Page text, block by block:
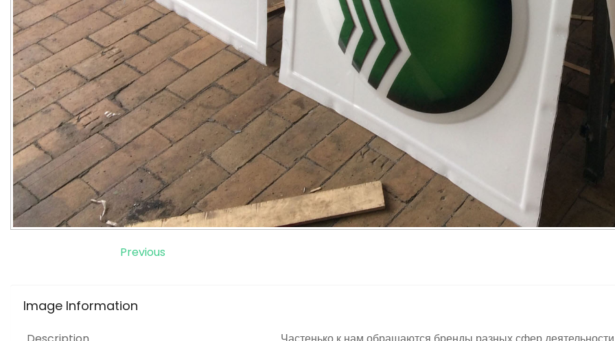
Previous
Image Information